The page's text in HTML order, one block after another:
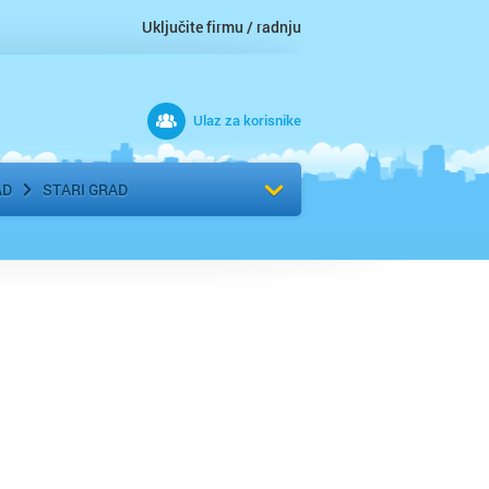
Uključite firmu / radnju
Ulaz za korisnike
STARI GRADIzaberite komšiluk